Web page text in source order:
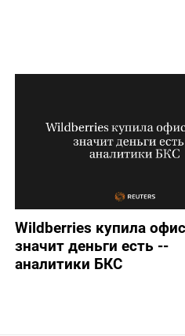
Wildberries купила
значит деньги есть --
аналитики БКС